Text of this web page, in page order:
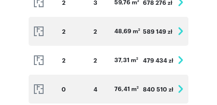
2 3 678 276 zł
2 2 48,69 m2 589 149 zł
2 2 37,31 m2 479 434 zł
0 4 76,41 m2 840 510 zł